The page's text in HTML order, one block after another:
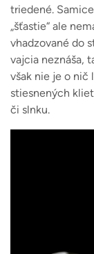
triedené.
„šťastie“ ale
vhadzované do
vajcia neznáša,
však nie je o nič
stiesnených
či slnku.